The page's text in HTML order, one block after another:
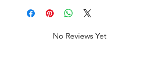
No Reviews Yet